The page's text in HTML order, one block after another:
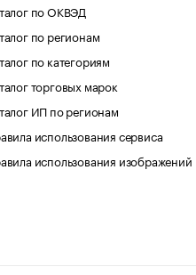
по ОКВЭД
по регионам
по категориям
торговых марок
ИП по регионам
использования сервиса
использования изображений